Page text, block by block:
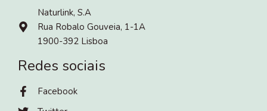
Naturlink, S.A
Rua Robalo Gouveia, 1-1A
1900-392 Lisboa
Redes sociais
Facebook